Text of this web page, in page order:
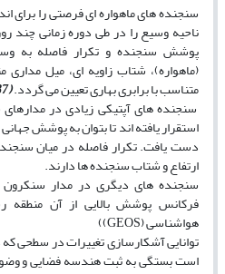
سنجنده‏ هاى ماهواره ‏اى فرصتى را براى
ناحیه وسیع را در طى دوره زمانى چند
پوشش سنجنده و تکرار فاصله به
(ماهواره)، شتاب زاویه ‏اى، میل مدارى
متناسب با برابرى بهارى تعیین مى‏ گردد.(
سنجنده های آپتیکى زیادى در
استقرار یافته‏ اند تا بتوان به پوشش
دست یافت. تکرار فاصله در میان
ارتفاع و شتاب سنجنده ‏ها دارند.
سنجنده ‏هاى دیگرى در مدار سنکرون
فرکانس پوشش بالایى از آن منطقه
هواشناسى (GEOS))
توانایى آشکارسازى تغییرات در سطحى
است بستگى به ثبت هندسه فضایى و